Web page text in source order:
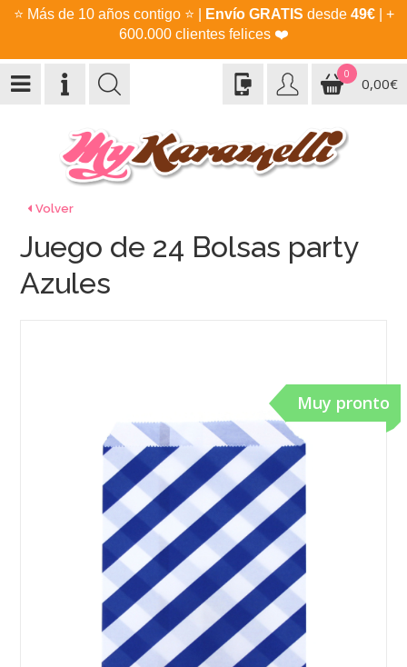
⭐ Más de 10 años contigo ⭐ Envío GRATIS desde 49€| +
600.000 clientes felices ❤️
0
0,00€
Volver
Muy pronto
Juego de 24 Bolsas party
Azules